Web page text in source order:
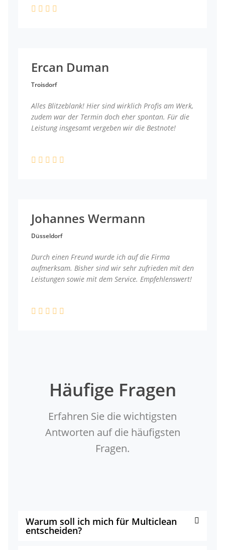
Ercan Duman
Troisdorf
Alles Blitzeblank! Hier sind wirklich Profis am Werk,
zudem war der Termin doch eher spontan. Für die
Leistung insgesamt vergeben wir die Bestnote!
Johannes Wermann
Düsseldorf
Durch einen Freund wurde ich auf die Firma
aufmerksam. Bisher sind wir sehr zufrieden mit den
Leistungen sowie mit dem Service. Empfehlenswert!
Häufige Fragen
Erfahren Sie die wichtigsten
Antworten auf die häufigsten
Fragen.
Warum soll ich mich für Multiclean
entscheiden?